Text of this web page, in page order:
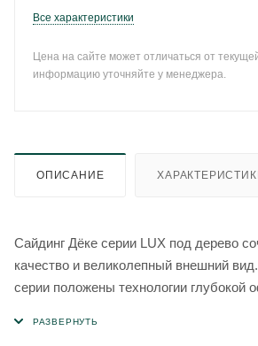
Все характеристики
Цена на сайте может отличаться от
информацию уточняйте у менеджера.
ОПИСАНИЕ
Сайдинг Дёке серии LUX под дерево
качество и великолепный внешний
серии положены технологии глубокой